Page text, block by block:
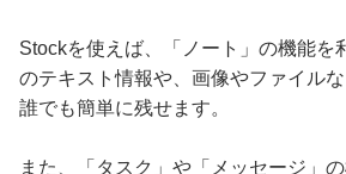
Stockを使えば、「ノート」の機能を
のテキスト情報や、画像やファイル
誰でも簡単に残せます。
また、「タスク」や「メッセージ」